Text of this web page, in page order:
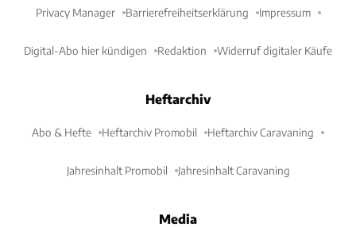
Privacy Manager Barrierefreiheitserklärung Impressum
Digital-Abo hier kündigen Redaktion Widerruf digitaler Käufe
Heftarchiv
Abo & Hefte Heftarchiv Promobil Heftarchiv Caravaning
Jahresinhalt Promobil Jahresinhalt Caravaning
Media